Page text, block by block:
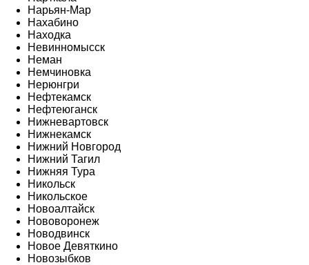
Нарьян-Мар
Нахабино
Находка
Невинномысск
Неман
Немчиновка
Нерюнгри
Нефтекамск
Нефтеюганск
Нижневартовск
Нижнекамск
Нижний Новгород
Нижний Тагил
Нижняя Тура
Никольск
Никольское
Новоалтайск
Нововоронеж
Новодвинск
Новое Девяткино
Новозыбков